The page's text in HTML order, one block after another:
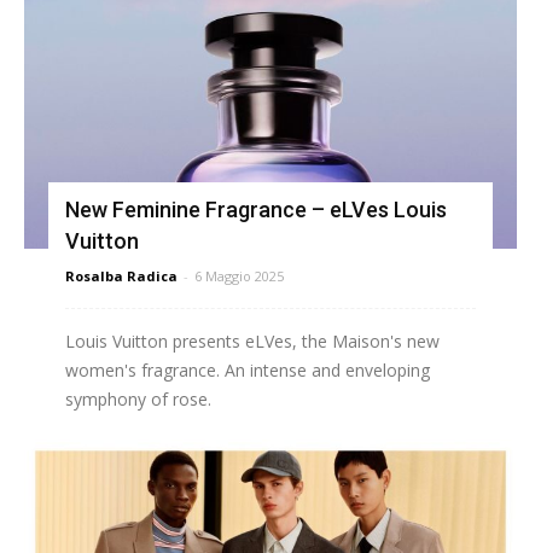
New Feminine Fragrance – eLVes Louis
Vuitton
Rosalba Radica - 6 Maggio 2025
Louis Vuitton presents eLVes, the Maison's new
women's fragrance. An intense and enveloping
symphony of rose.